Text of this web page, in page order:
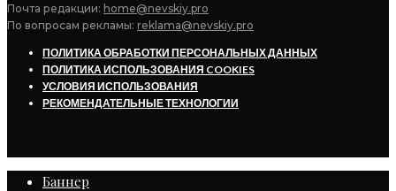
Почта редакции: home@nevskiy.pro
По вопросам рекламы: reklama@nevskiy.pro
ПОЛИТИКА ОБРАБОТКИ ПЕРСОНАЛЬНЫХ ДАННЫХ
ПОЛИТИКА ИСПОЛЬЗОВАНИЯ COOKIES
УСЛОВИЯ ИСПОЛЬЗОВАНИЯ
РЕКОМЕНДАТЕЛЬНЫЕ ТЕХНОЛОГИИ
Баннер